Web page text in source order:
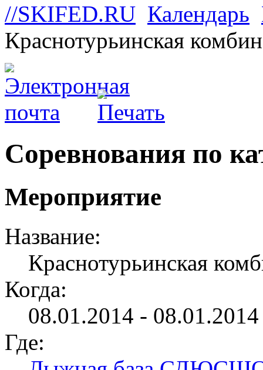
//SKIFED.RU Календарь
Краснотурьинская
Соревнования по
Мероприятие
Название:
Краснотурьинская
Когда:
08.01.2014 -
Где: